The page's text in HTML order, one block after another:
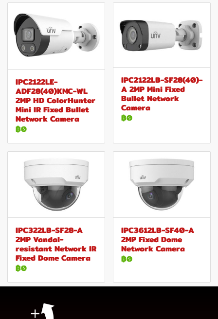
IPC2122LE-
ADF28(40)KMC-WL
2MP HD ColorHunter
Mini IR Fixed Bullet
Network Camera
฿0
IPC2122LB-SF28(40)-
A 2MP Mini Fixed
Bullet Network
Camera
฿0
IPC322LB-SF28-A
2MP Vandal-
resistant Network IR
Fixed Dome Camera
฿0
IPC3612LB-SF40-A
2MP Fixed Dome
Network Camera
฿0